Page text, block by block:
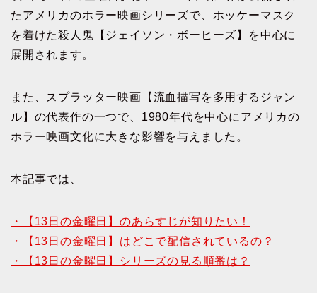
たアメリカのホラー映画シリーズで、ホッケーマスク
を着けた殺人鬼【ジェイソン・ボーヒーズ】を中心に
展開されます。
また、スプラッター映画【流血描写を多用するジャン
ル】の代表作の一つで、1980年代を中心にアメリカの
ホラー映画文化に大きな影響を与えました。
本記事では、
・【13日の金曜日】のあらすじが知りたい！
・【13日の金曜日】はどこで配信されているの？
・【13日の金曜日】シリーズの見る順番は？